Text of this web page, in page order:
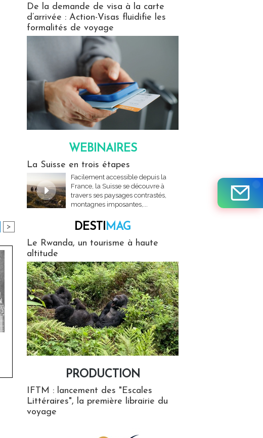
>
De la demande de visa à la carte
d’arrivée : Action-Visas fluidifie les
formalités de voyage
WEBINAIRES
La Suisse en trois étapes
Facilement accessible depuis la
France, la Suisse se découvre à
travers ses paysages contrastés,
montagnes imposantes,...
DESTIMAG
Le Rwanda, un tourisme à haute
altitude
PRODUCTION
IFTM : lancement des "Escales
Littéraires", la première librairie du
voyage